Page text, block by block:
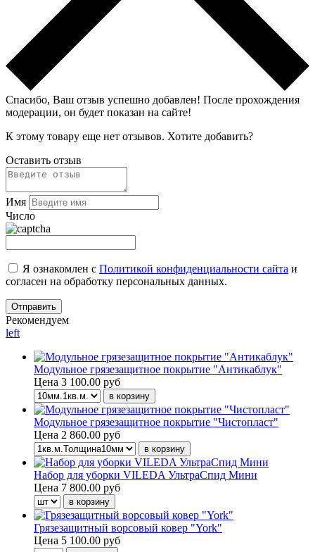
Спасибо, Ваш отзыв успешно добавлен! После прохождения
модерации, он будет показан на сайте!
К этому товару еще нет отзывов. Хотите добавить?
Оставить отзыв
Имя
Число
Я ознакомлен с Политикой конфиденциальности сайта и
согласен на обработку персональных данных.
Рекомендуем
left
Модульное грязезащитное покрытие "Антикаблук"
Цена 3 100.00 руб
Модульное грязезащитное покрытие "Чистопласт"
Цена 2 860.00 руб
Набор для уборки VILEDA УльтраСпид Мини
Цена 7 800.00 руб
Грязезащитный ворсовый ковер "York"
Цена 5 100.00 руб